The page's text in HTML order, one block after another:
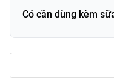
Chất liệu tự
Có cần dùng kèm